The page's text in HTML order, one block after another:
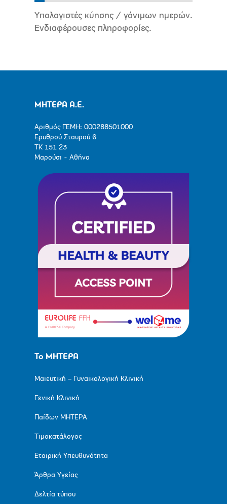
Υπολογιστές κύησης / γόνιμων ημερών.
Ενδιαφέρουσες πληροφορίες.
ΜΗΤΕΡΑ Α.Ε.
Αριθμός ΓΕΜΗ: 000288501000
Ερυθρού Σταυρού 6
ΤΚ 151 23
Μαρούσι - Αθήνα
Το ΜΗΤΕΡΑ
Μαιευτική – Γυναικολογική Κλινική
Γενική Κλινική
Παίδων ΜΗΤΕΡΑ
Τιμοκατάλογος
Εταιρική Υπευθυνότητα
Άρθρα Υγείας
Δελτία τύπου